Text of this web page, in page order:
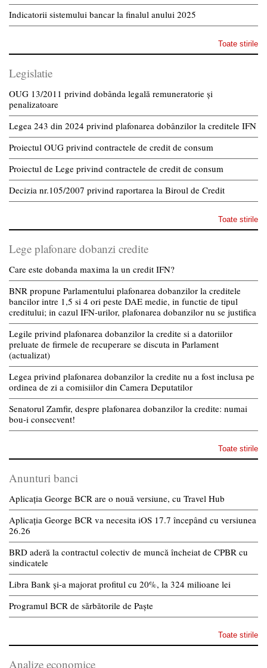
Indicatorii sistemului bancar la finalul anului 2025
Toate stirile
Legislatie
OUG 13/2011 privind dobânda legală remuneratorie și
penalizatoare
Legea 243 din 2024 privind plafonarea dobânzilor la creditele IFN
Proiectul OUG privind contractele de credit de consum
Proiectul de Lege privind contractele de credit de consum
Decizia nr.105/2007 privind raportarea la Biroul de Credit
Toate stirile
Lege plafonare dobanzi credite
Care este dobanda maxima la un credit IFN?
BNR propune Parlamentului plafonarea dobanzilor la creditele
bancilor intre 1,5 si 4 ori peste DAE medie, in functie de tipul
creditului; in cazul IFN-urilor, plafonarea dobanzilor nu se justifica
Legile privind plafonarea dobanzilor la credite si a datoriilor
preluate de firmele de recuperare se discuta in Parlament
(actualizat)
Legea privind plafonarea dobanzilor la credite nu a fost inclusa pe
ordinea de zi a comisiilor din Camera Deputatilor
Senatorul Zamfir, despre plafonarea dobanzilor la credite: numai
bou-i consecvent!
Toate stirile
Anunturi banci
Aplicația George BCR are o nouă versiune, cu Travel Hub
Aplicația George BCR va necesita iOS 17.7 începând cu versiunea
26.26
BRD aderă la contractul colectiv de muncă încheiat de CPBR cu
sindicatele
Libra Bank și-a majorat profitul cu 20%, la 324 milioane lei
Programul BCR de sărbătorile de Paște
Toate stirile
Analize economice